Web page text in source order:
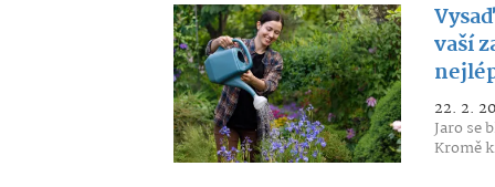
vaší
22. 2.
Jaro se
Kromě